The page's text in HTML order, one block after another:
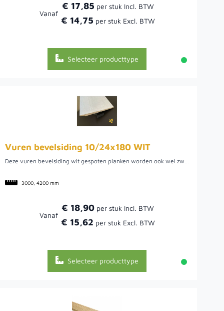
Vanaf
€ 17,85
€ 14,75
Selecteer producttype
Vuren bevelsiding 10/24x180 WIT
Deze vuren bevelsiding wit gespoten planken worden ook wel zweeds rabat, ysselrabat of potdekselplanken genoemd. Dit vuren rabat heeft een geïmpregneerd onderlaag voor een langere levensduur en is vervolgens wit gespoten. De werkende breedte is 180 millimeter. Dit is de berekeningsmaat. Een voordeel van deze planken is dat ze wit gespoten zijn en niet gedompeld. Er zitten relatief weinig kwasten en noesten en de planken zijn geschikt voor bijvoorbeeld een schutting of om wanden voor een overkapping van te maken.
3000, 4200 mm
Vanaf
€ 18,90
€ 15,62
Selecteer producttype